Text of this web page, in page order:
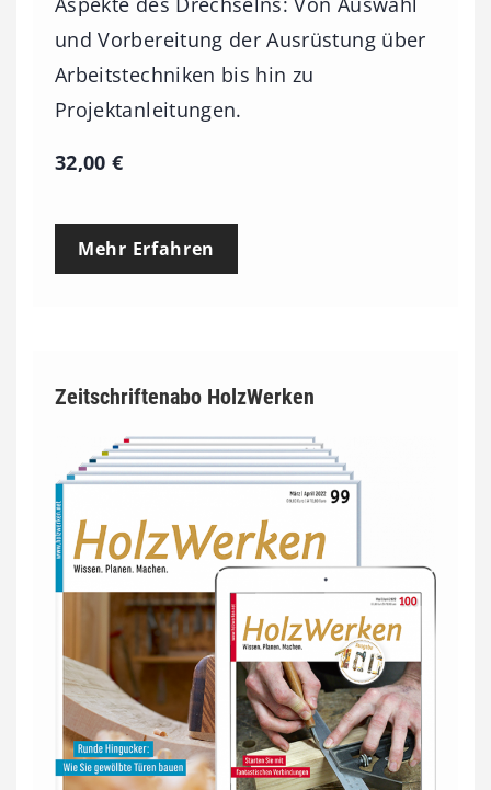
und Vorbereitung der Ausrüstung über
Arbeitstechniken bis hin zu
Projektanleitungen.
32,00€
Mehr Erfahren
Zeitschriftenabo HolzWerken